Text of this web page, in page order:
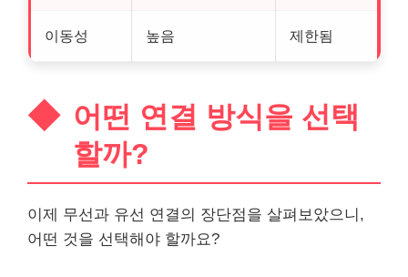
이동성 높음 제한됨
어떤 연결 방식을 선택
할까?
이제 무선과 유선 연결의 장단점을 살펴보았으니,
어떤 것을 선택해야 할까요?